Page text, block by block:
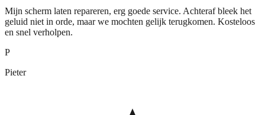
Mijn scherm laten repareren, erg goede service. Achteraf bleek het
geluid niet in orde, maar we mochten gelijk terugkomen. Kosteloos
en snel verholpen.
P
Pieter